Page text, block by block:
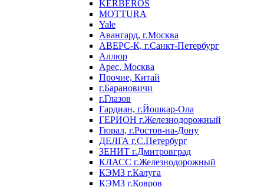
KERBEROS
MOTTURA
Yale
Авангард, г.Москва
АВЕРС-К, г.Санкт-Петербург
Аллюр
Арес, Москва
Прочие, Китай
г.Барановичи
г.Глазов
Гардиан, г.Йошкар-Ола
ГЕРИОН г.Железнодорожный
Гюрал, г.Ростов-на-Дону
ДЕЛГА г.С.Петербург
ЗЕНИТ г.Дмитровград
КЛАСС г.Железнодорожный
КЭМЗ г.Калуга
КЭМЗ г.Ковров